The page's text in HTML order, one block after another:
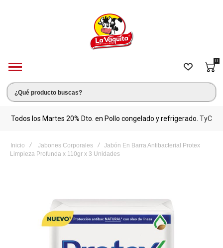
0
Todos los Martes 20% Dto. en Pollo congelado y refrigerado. TyC
Inicio Jabones Corporales
Jabón En Barra Antibacterial Protex
Limpieza Profunda x 110gr x 3 Unidades